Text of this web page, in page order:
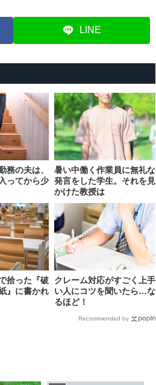
LINE
務の夫は、
ってから少
暑い中働く作業員に無礼な
発言をした学生。それを見
かけた教授は
拾った『破
』に書かれ
クレーム対応がすごく上手
い人にコツを聞いたら…な
るほど！
Recommended by